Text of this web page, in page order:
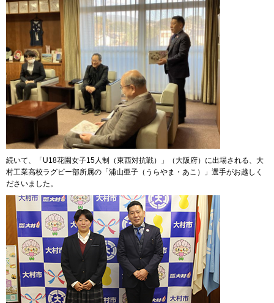
続いて、「U18花園女子15人制（東西対抗戦）」（大阪府）に出場される、大
村工業高校ラグビー部所属の「浦山亜子（うらやま・あこ）」選手がお越しく
ださいました。